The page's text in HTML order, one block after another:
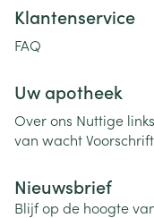
Klantenservice
FAQ
Uw apotheek
Over ons Nuttige links
van wachtVoorschrift
Nieuwsbrief
Blijf op de hoogte